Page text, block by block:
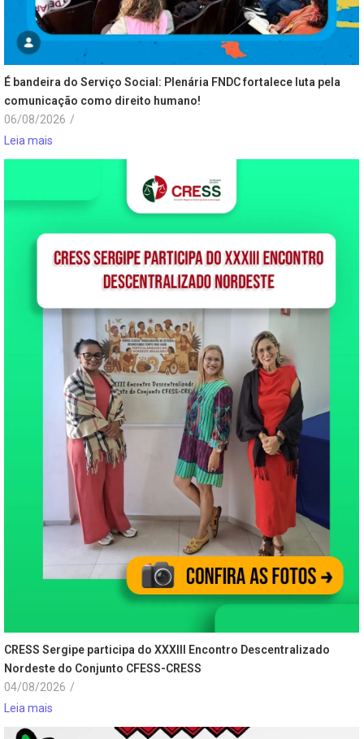
É bandeira do Serviço Social: Plenária FNDC fortalece luta pela
comunicação como direito humano!
06/08/2026 /
Leia mais
CRESS Sergipe participa do XXXIII Encontro Descentralizado
Nordeste do Conjunto CFESS-CRESS
04/08/2026 /
Leia mais